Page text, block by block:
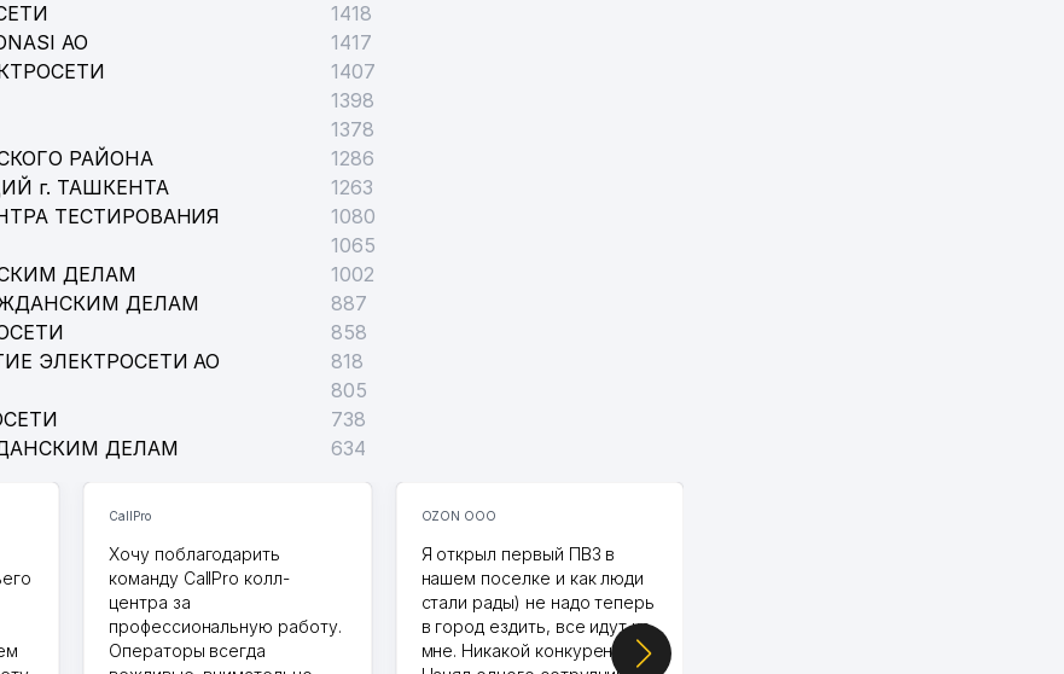
1418
АО
1417
1407
1398
1378
РАЙОНА
1286
г. ТАШКЕНТА
1263
ТЕСТИРОВАНИЯ
1080
1065
ДЕЛАМ
1002
ДЕЛАМ
887
858
ЭЛЕКТРОСЕТИ АО
818
805
738
ДЕЛАМ 634
CallPro
Хочу поблагодарить
команду CallPro колл-
центра за
профессиональную работу.
Операторы всегда
OZON ООО
Я открыл первый ПВЗ в
нашем поселке и как люди
стали рады) не надо теперь
в город ездить, все идут ко
мне. Никакой конкуренции.